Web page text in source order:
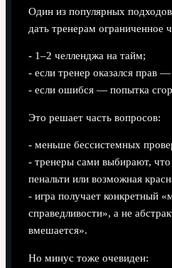
Один из популярных
дать тренерам ограниченное
- 1–2 челленджа на тайм;
- если тренер оказался прав
- если ошибся — попытка
Это решает часть вопросов:
- меньше бессистемных
- тренеры сами выбирают,
пенальти или возможная
- игра получает конкретный
справедливости», а не
вмешается».
Но минус тоже очевиден: